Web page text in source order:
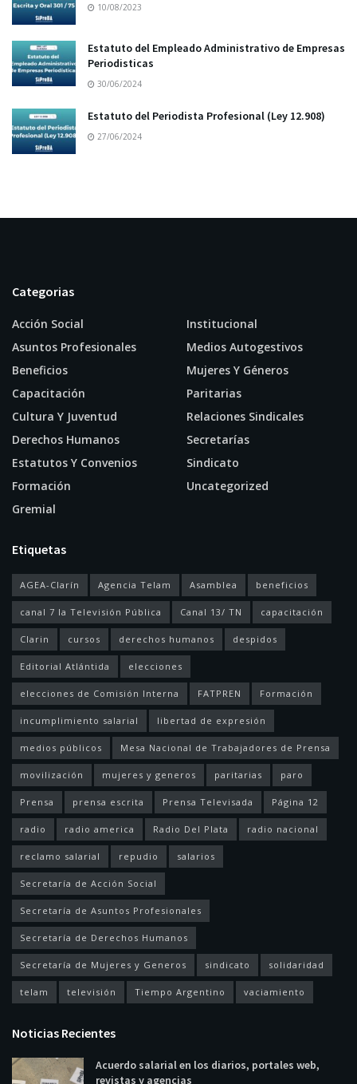
10/08/2023
Estatuto del Empleado Administrativo de Empresas
Periodisticas
30/06/2024
Estatuto del Periodista Profesional (Ley 12.908)
27/06/2024
Categorias
Acción Social
Asuntos Profesionales
Beneficios
Capacitación
Cultura Y Juventud
Derechos Humanos
Estatutos Y Convenios
Formación
Gremial
Institucional
Medios Autogestivos
Mujeres Y Géneros
Paritarias
Relaciones Sindicales
Secretarías
Sindicato
Uncategorized
Etiquetas
AGEA-Clarín Agencia Telam Asamblea beneficios
canal 7 la Televisión Pública Canal 13/ TN capacitación
Clarin cursos derechos humanos despidos
Editorial Atlántida elecciones
elecciones de Comisión Interna FATPREN Formación
incumplimiento salarial libertad de expresión
medios públicos Mesa Nacional de Trabajadores de Prensa
movilización mujeres y generos paritarias paro
Prensa prensa escrita Prensa Televisada Página 12
radio radio america Radio Del Plata radio nacional
reclamo salarial repudio salarios
Secretaría de Acción Social
Secretaría de Asuntos Profesionales
Secretaría de Derechos Humanos
Secretaría de Mujeres y Generos sindicato solidaridad
telam televisión Tiempo Argentino vaciamiento
Noticias Recientes
Acuerdo salarial en los diarios, portales web,
revistas y agencias